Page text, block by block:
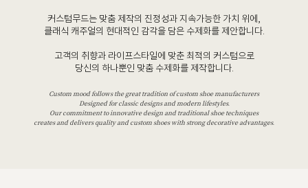
커스텀무드는 맞춤 제작의 진정성과 지속가능한 가치 위에,
클래식 캐주얼의 현대적인 감각을 담은 수제화를 제안합니다.
고객의 취향과 라이프스타일에 맞춘 최적의 커스텀으로
당신의 하나뿐인 맞춤 수제화를 제작합니다.
Custom mood follows the great tradition of custom shoe manufacturers
Designed for classic designs and modern lifestyles.
Our commitment to innovative design and traditional shoe techniques
creates and delivers quality and custom shoes with strong decorative advantages.